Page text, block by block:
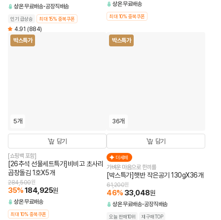
상온무료배송 공장직배송
인기 급상승 최대 15% 중복쿠폰
4.91 (884)
상온무료배송
최대 10% 중복쿠폰
박스특가
5개
담기
[쇼핑백 포함]
[26추석 선물세트특가]비비고 초사리
곱창돌김 1호X5개
284,500원
35%184,925원
상온무료배송
최대 10% 중복쿠폰
박스특가
36개
담기
더세페
가벼운 마음으로 한끼를
[박스특가]햇반 작은공기 130gX36개
61,200원
46% 33,048원
상온무료배송 공장직배송
오늘 판매10위
재구매TOP